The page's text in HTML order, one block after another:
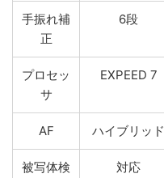
手振れ補
正
6段
プロセッ
サ
EXPEED 7
AF ハイブリッド
被写体検
対応